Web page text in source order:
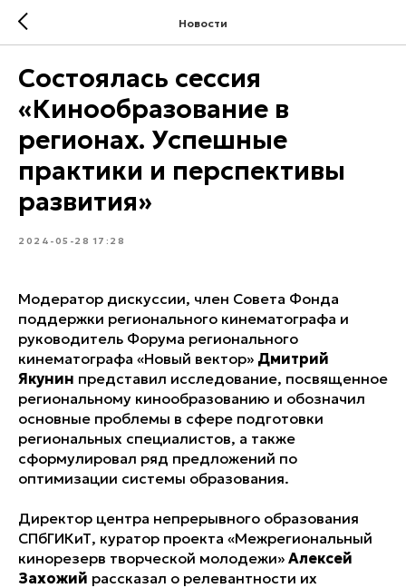
Новости
Состоялась сессия
«Кинообразование в
регионах. Успешные
практики и перспективы
развития»
2024-05-28 17:28
Модератор дискуссии, член Совета Фонда
поддержки регионального кинематографа и
руководитель Форума регионального
кинематографа «Новый вектор» Дмитрий
Якунин представил исследование, посвященное
региональному кинообразованию и обозначил
основные проблемы в сфере подготовки
региональных специалистов, а также
сформулировал ряд предложений по
оптимизации системы образования.
Директор центра непрерывного образования
СПбГИКиТ, куратор проекта «Межрегиональный
кинорезерв творческой молодежи» Алексей
Захожий рассказал о релевантности их